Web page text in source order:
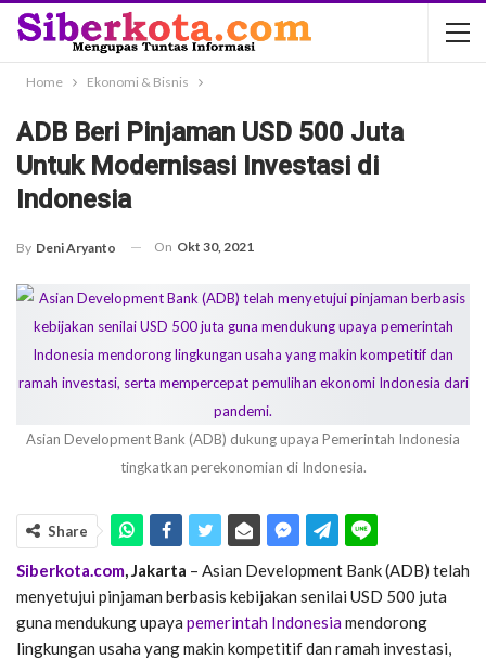
Home Ekonomi & Bisnis
ADB Beri Pinjaman USD 500 Juta
Untuk Modernisasi Investasi di
Indonesia
By Deni Aryanto On Okt 30, 2021
Asian Development Bank (ADB) dukung upaya Pemerintah Indonesia
tingkatkan perekonomian di Indonesia.
Share
Siberkota.com, Jakarta – Asian Development Bank (ADB) telah
menyetujui pinjaman berbasis kebijakan senilai USD 500 juta
guna mendukung upaya pemerintah Indonesiamendorong
lingkungan usaha yang makin kompetitif dan ramah investasi,